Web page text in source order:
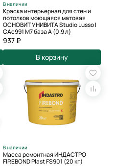
В наличии
Краска интерьерная для стен и
потолков моющаяся матовая
ОСНОВИТ УНИВИТА Studio Lusso I
САс991 М7 база А (0.9 л)
937 ₽
В корзину
В наличии
Масса ремонтная ИНДАСТРО
FIREBOND Plast FS901 (20 кг)